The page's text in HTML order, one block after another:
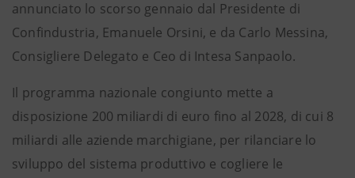
annunciato lo scorso gennaio dal Presidente di
Confindustria, Emanuele Orsini, e da Carlo Messina,
Consigliere Delegato e Ceo di Intesa Sanpaolo.
Il programma nazionale congiunto mette a
disposizione 200 miliardi di euro fino al 2028, di cui 8
miliardi alle aziende marchigiane, per rilanciare lo
sviluppo del sistema produttivo e cogliere le